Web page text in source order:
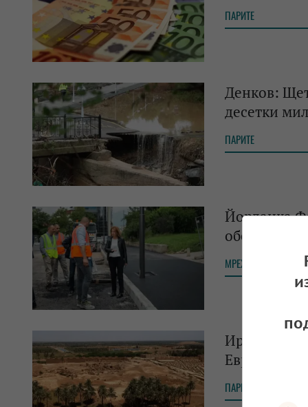
ПАРИТЕ
Денков:
десетки
ПАРИТЕ
Йорданка
обекта
МРЕЖАТА
Ирак
Европа и
ПАРИТЕ